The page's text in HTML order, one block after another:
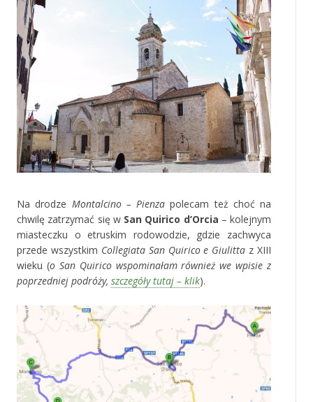
Na drodze Montalcino – Pienza polecam też choć na
chwilę zatrzymać się w San Quirico d’Orcia – kolejnym
miasteczku o etruskim rodowodzie, gdzie zachwyca
przede wszystkim Collegiata San Quirico e Giulitta z XIII
wieku (o San Quirico wspominałam również we wpisie z
poprzedniej podróży, szczegóły tutaj – klik).